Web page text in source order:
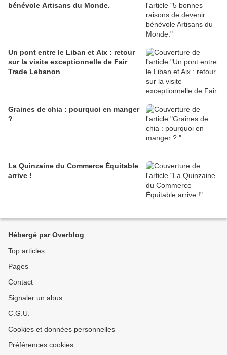
bénévole Artisans du Monde.
Un pont entre le Liban et Aix : retour
sur la visite exceptionnelle de Fair
Trade Lebanon
Graines de chia : pourquoi en manger
?
La Quinzaine du Commerce Équitable
arrive !
Hébergé par Overblog
Top articles
Pages
Contact
Signaler un abus
C.G.U.
Cookies et données personnelles
Préférences cookies